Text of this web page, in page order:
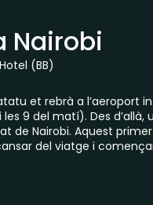
Nairobi
(BB)
et rebrà a l’aeroport
9 del matí). Des d’allà,
de Nairobi. Aquest
del viatge i